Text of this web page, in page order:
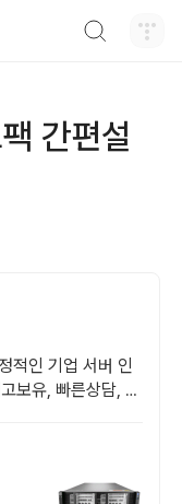
간편설
적인 기업 서버 인
보유, 빠른상담, 기